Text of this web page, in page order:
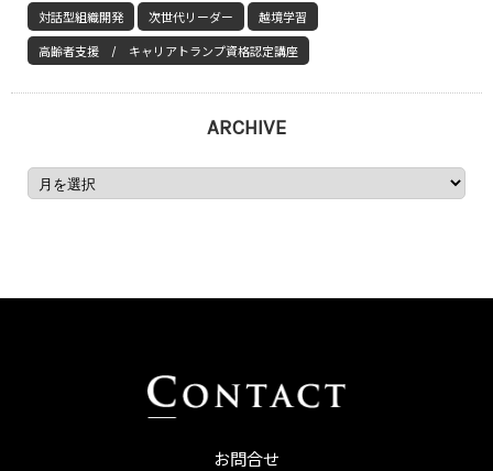
対話型組織開発 次世代リーダー 越境学習
高齢者支援 / キャリアトランプ資格認定講座
ARCHIVE
お問合せ